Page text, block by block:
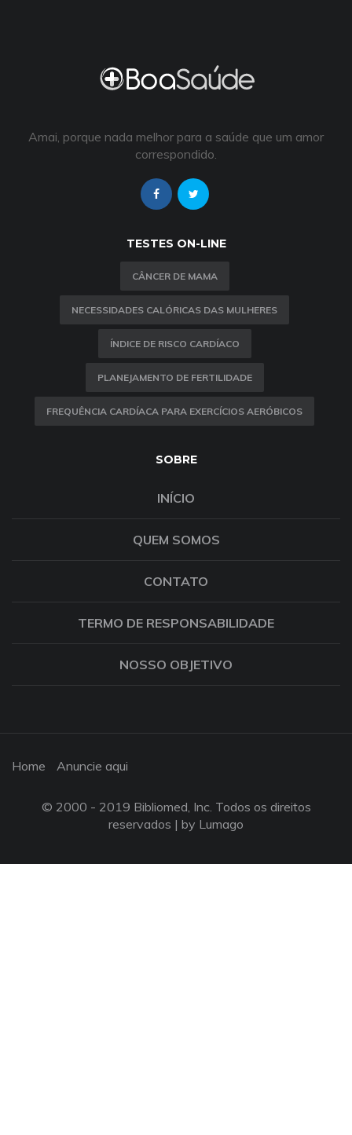
Amai, porque nada melhor para a saúde que um amor
correspondido.
TESTES ON-LINE
CÂNCER DE MAMA
NECESSIDADES CALÓRICAS DAS MULHERES
ÍNDICE DE RISCO CARDÍACO
PLANEJAMENTO DE FERTILIDADE
FREQUÊNCIA CARDÍACA PARA EXERCÍCIOS AERÓBICOS
SOBRE
INÍCIO
QUEM SOMOS
CONTATO
TERMO DE RESPONSABILIDADE
NOSSO OBJETIVO
Home Anuncie aqui
© 2000 - 2019 Bibliomed, Inc. Todos os direitos
reservados | by Lumago